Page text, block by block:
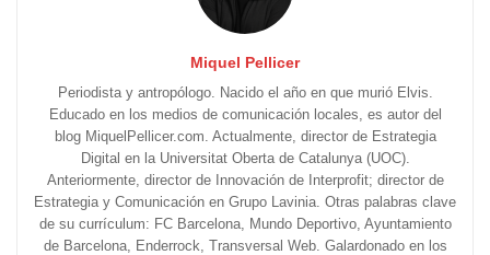
Miquel Pellicer
Periodista y antropólogo. Nacido el año en que murió Elvis.
Educado en los medios de comunicación locales, es autor del
blog MiquelPellicer.com. Actualmente, director de Estrategia
Digital en la Universitat Oberta de Catalunya (UOC).
Anteriormente, director de Innovación de Interprofit; director de
Estrategia y Comunicación en Grupo Lavinia. Otras palabras clave
de su currículum: FC Barcelona, Mundo Deportivo, Ayuntamiento
de Barcelona, Enderrock, Transversal Web. Galardonado en los